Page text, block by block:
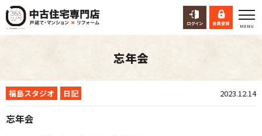
忘年会
福島スタジオ 日記 2023.12.14
忘年会